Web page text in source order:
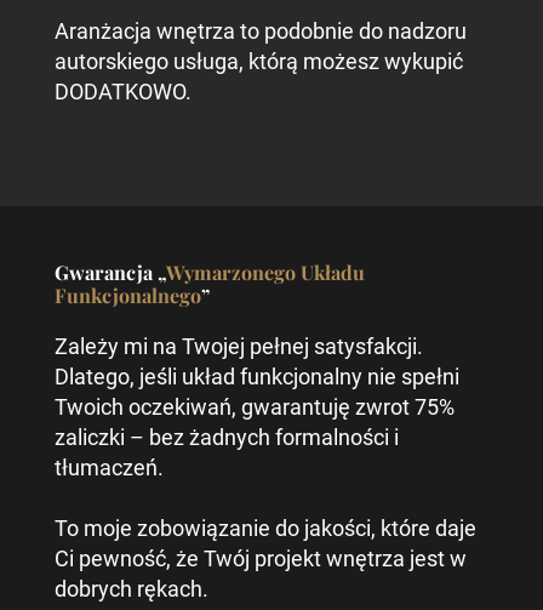
Aranżacja wnętrza to podobnie do nadzoru
autorskiego usługa, którą możesz wykupić
DODATKOWO.
Gwarancja „Wymarzonego Układu
Funkcjonalnego”
Zależy mi na Twojej pełnej satysfakcji.
Dlatego, jeśli układ funkcjonalny nie spełni
Twoich oczekiwań, gwarantuję zwrot 75%
zaliczki – bez żadnych formalności i
tłumaczeń.
To moje zobowiązanie do jakości, które daje
Ci pewność, że Twój projekt wnętrza jest w
dobrych rękach.